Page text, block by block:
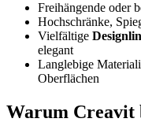
Freihängende oder
Hochschränke,
Vielfältige
elegant
Langlebige
Oberflächen
Warum Creavit